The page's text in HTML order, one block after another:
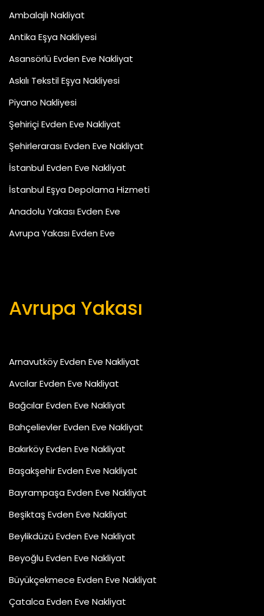
Ambalajlı Nakliyat
Antika Eşya Nakliyesi
Asansörlü Evden Eve Nakliyat
Askılı Tekstil Eşya Nakliyesi
Piyano Nakliyesi
Şehiriçi Evden Eve Nakliyat
Şehirlerarası Evden Eve Nakliyat
İstanbul Evden Eve Nakliyat
İstanbul Eşya Depolama Hizmeti
Anadolu Yakası Evden Eve
Avrupa Yakası Evden Eve
Avrupa Yakası
Arnavutköy Evden Eve Nakliyat
Avcılar Evden Eve Nakliyat
Bağcılar Evden Eve Nakliyat
Bahçelievler Evden Eve Nakliyat
Bakırköy Evden Eve Nakliyat
Başakşehir Evden Eve Nakliyat
Bayrampaşa Evden Eve Nakliyat
Beşiktaş Evden Eve Nakliyat
Beylikdüzü Evden Eve Nakliyat
Beyoğlu Evden Eve Nakliyat
Büyükçekmece Evden Eve Nakliyat
Çatalca Evden Eve Nakliyat